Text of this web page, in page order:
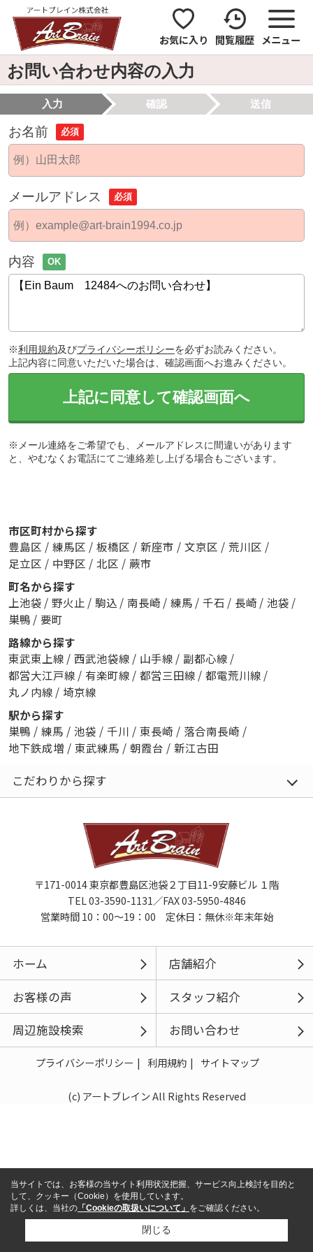
お気に入り 閲覧履歴 メニュー
お問い合わせ内容の入力
入力 確認 送信
お名前 必須
メールアドレス 必須
内容 OK
※利用規約及びプライバシーポリシーを必ずお読みください。
上記内容に同意いただいた場合は、確認画面へお進みください。
上記に同意して確認画面へ
※メール連絡をご希望でも、メールアドレスに間違いがあります
と、やむなくお電話にてご連絡差し上げる場合もございます。
市区町村から探す
豊島区 / 練馬区 / 板橋区 / 新座市 / 文京区 / 荒川区 /
足立区 / 中野区 / 北区 / 蕨市
町名から探す
上池袋 / 野火止 / 駒込 / 南長崎 / 練馬 / 千石 / 長崎 / 池袋 /
巣鴨 / 要町
路線から探す
東武東上線 / 西武池袋線 / 山手線 / 副都心線 /
都営大江戸線 / 有楽町線 / 都営三田線 / 都電荒川線 /
丸ノ内線 / 埼京線
駅から探す
巣鴨 / 練馬 / 池袋 / 千川 / 東長崎 / 落合南長崎 /
地下鉄成増 / 東武練馬 / 朝霞台 / 新江古田
こだわりから探す
〒171-0014 東京都豊島区池袋２丁目11-9安藤ビル １階
TEL 03-3590-1131／FAX 03-5950-4846
営業時間 10：00～19：00 定休日：無休※年末年始
ホーム
店舗紹介
お客様の声
スタッフ紹介
周辺施設検索
お問い合わせ
プライバシーポリシー 利用規約 サイトマップ
(c) アートブレイン All Rights Reserved
当サイトでは、お客様の当サイト利用状況把握、サービス向上検討を目的と
して、クッキー（Cookie）を使用しています。
詳しくは、当社の 「Cookieの取扱いについて」 をご確認ください。
閉じる